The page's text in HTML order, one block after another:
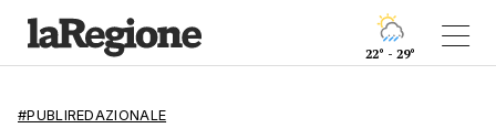
22° - 29°
#PUBLIREDAZIONALE